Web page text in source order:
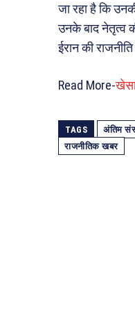
जा रहा है कि
उनके बाद नेतृत्व
ईरान की
Read More-
TAGS अंतिम
राजनीतिक खबर